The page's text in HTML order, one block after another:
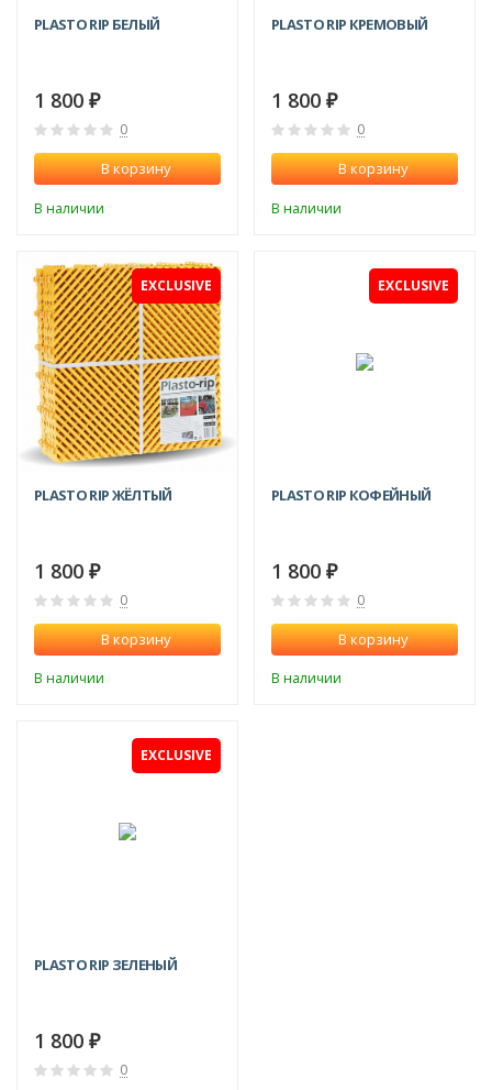
PLASTO RIP БЕЛЫЙ
1 800 ₽
0
В корзину
В наличии
PLASTO RIP КРЕМОВЫЙ
1 800 ₽
0
В корзину
В наличии
EXCLUSIVE
PLASTO RIP ЖЁЛТЫЙ
1 800 ₽
0
В корзину
В наличии
EXCLUSIVE
PLASTO RIP КОФЕЙНЫЙ
1 800 ₽
0
В корзину
В наличии
EXCLUSIVE
PLASTO RIP ЗЕЛЕНЫЙ
1 800 ₽
0